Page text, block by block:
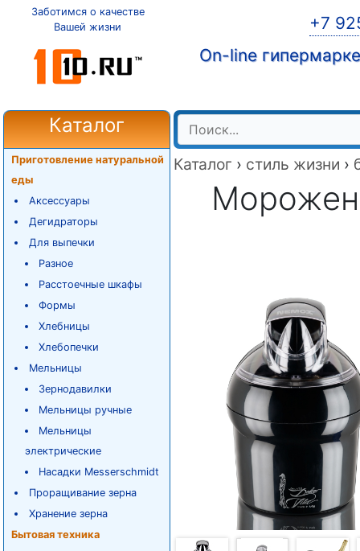
Заботимся о качестве
Вашей жизни
+7
On-line
Каталог
Приготовление натуральной
еды
Аксессуары
Дегидраторы
Для выпечки
Разное
Расстоечные шкафы
Формы
Хлебницы
Хлебопечки
Мельницы
Зернодавилки
Мельницы ручные
Мельницы
электрические
Насадки Messerschmidt
Проращивание зерна
Хранение зерна
Бытовая техника
Каталог › стиль жизни ›